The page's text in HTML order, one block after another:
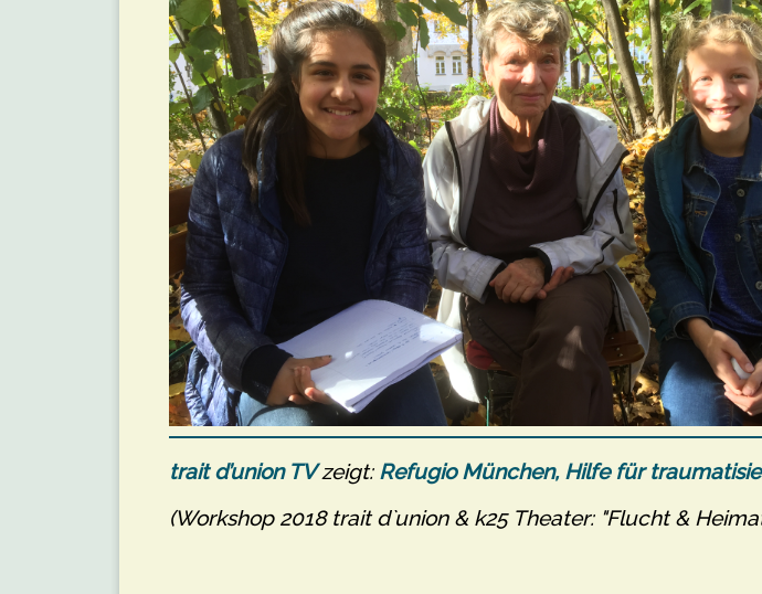
trait d’union TVzeigt: Refugio München, Hilfe für
(Workshop 2018 trait d`union & k25 Theater: "Flucht &